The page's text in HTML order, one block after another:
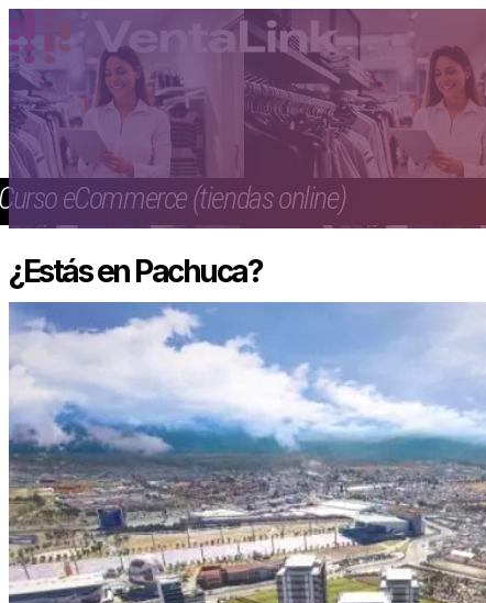
eCommerce (tiendas online)
¿Estás en Pachuca?